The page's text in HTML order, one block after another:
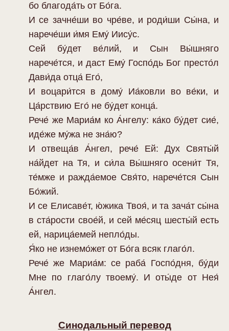
бо благода́ть от Бо́га.
И се зачне́ши во чре́ве, и роди́ши Сы́на, и
нарече́ши и́мя Eму́ Иису́с.
Сей бу́дет ве́лий, и Сын Вы́шняго
нарече́тся, и даст Eму́ Госпо́дь Бог престо́л
Дави́да oтца́ Eго́,
И воцари́тся в дому́ Иа́ковли во ве́ки, и
Ца́рствию Eго́ не бу́дет конца́.
Рече́ же Мариа́м ко А́нгелу: ка́ко бу́дет сие́,
иде́же му́жа не зна́ю?
И отвеща́в А́нгел, рече́ Eй: Дух Святы́й
на́йдет на Тя, и си́ла Вы́шняго осени́т Тя,
те́мже и ражда́емое Свя́то, нарече́тся Сын
Бо́жий.
И се Eлисаве́т, ю́жика Твоя́, и та зача́т сы́на
в ста́рости свое́й, и сей ме́сяц шесты́й eсть
eй, нарица́емей непло́ды.
Я́ко не изнемо́жет от Бо́га всяк глаго́л.
Рече́ же Мариа́м: се раба́ Госпо́дня, бу́ди
Мне по глаго́лу твоему́. И оты́де от Нея́
А́нгел.
Синодальный перевод